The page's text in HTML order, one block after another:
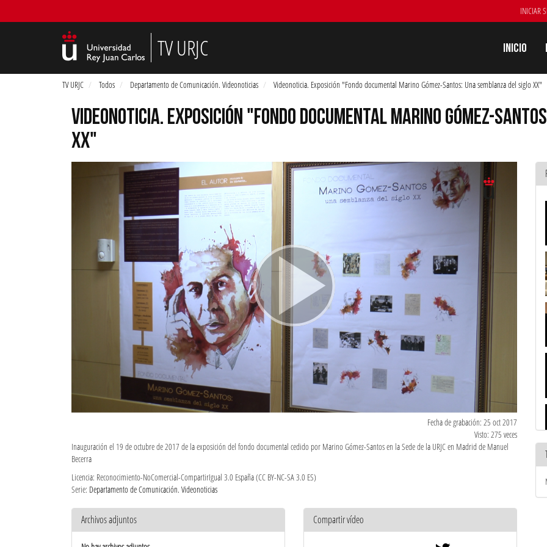
INICIAR
TV URJC Inicio
TV URJC Todos Departamento de Comunicación. Videonoticias Videonoticia. Exposición "Fondo documental Marino Gómez-Santos: Una semblanza del siglo XX"
VIDEONOTICIA. EXPOSICIÓN "FONDO DOCUMENTAL MARINO GÓMEZ-
XX"
Fecha de grabación: 25 oct 2017
Visto: 275 veces
Inauguración el 19 de octubre de 2017 de la exposición del fondo documental cedido por Marino Gómez-Santos en la Sede de la URJC en Madrid de Manuel
Becerra
Licencia: Reconocimiento-NoComercial-CompartirIgual 3.0 España (CC BY-NC-SA 3.0 ES)
Serie: Departamento de Comunicación. Videonoticias
Archivos adjuntos Compartir vídeo